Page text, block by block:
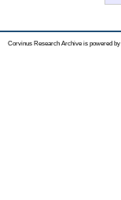
Corvinus Research Archive is powered by